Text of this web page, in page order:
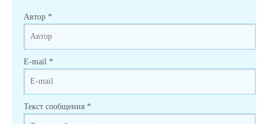
Автор *
E-mail *
Текст сообщения *